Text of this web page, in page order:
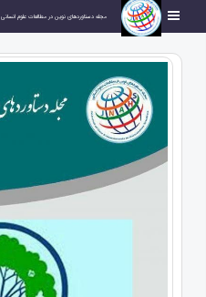
مجله دستاوردهای نوین در مطالعات علوم انسانی